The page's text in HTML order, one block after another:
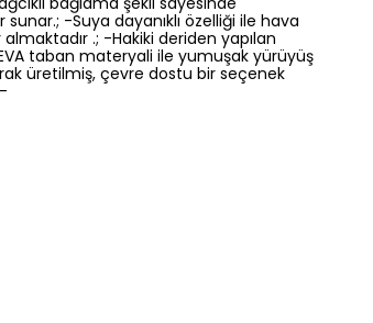
-Suya dayanıklı özelliği ile hava
.; -Hakiki deriden yapılan
taban materyali ile yumuşak yürüyüş
üretilmiş, çevre dostu bir seçenek